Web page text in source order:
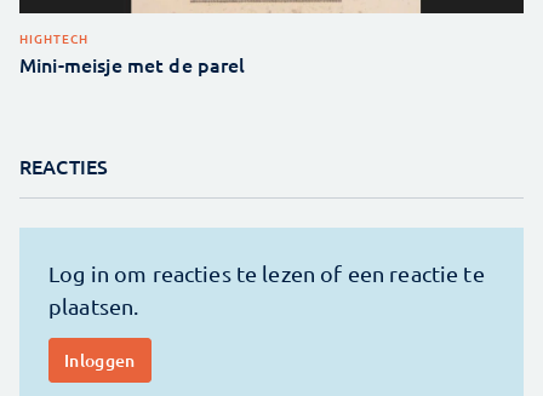
HIGHTECH
Mini-meisje met de parel
REACTIES